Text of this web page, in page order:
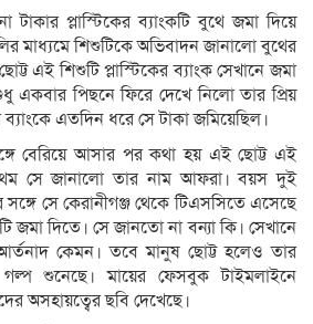
টাকার প্লাস্টিকের ব্যাংকটি বুথে জমা দিয়ে
মাধ্যমে শিশুটিকে অভিবাদন জানালো বুথের
এই শিশুটি প্লাস্টিকের ব্যাংক সেখানে জমা
একবার পিছনে ফিরে দেখে নিলো তার প্রিয়
ব্যাংকে এতদিন ধরে সে টাকা জমিয়েছিল।
বেরিয়ে আসার পর কথা হয় এই ছোট্ট এই
সে জানালো তার নাম আফরা। বয়স দুই
সে কেরানীগঞ্জ থেকে টিএসসিতে এসেছে
জমা দিতে। সে জানতো না বন্যা কি। সেখানে
আর্তনাদ কেমন। তবে মানুষ ছোট্ট হলেও তার
শুনেছে। মায়ের ফেসবুক টাইমলাইনে
অসহায়ত্বের ছবি দেখেছে।